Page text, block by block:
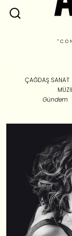
ÇAĞDAŞ SANAT
Gündem